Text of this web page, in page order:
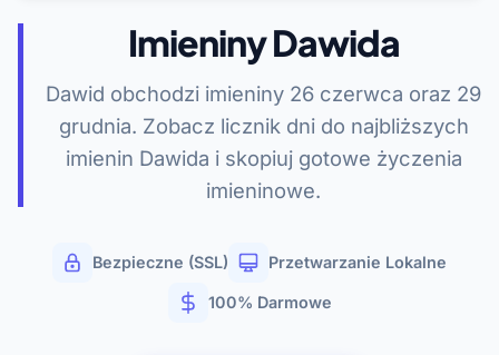
Imieniny Dawida
Dawid obchodzi imieniny 26 czerwca oraz 29
grudnia. Zobacz licznik dni do najbliższych
imienin Dawida i skopiuj gotowe życzenia
imieninowe.
Bezpieczne (SSL) Przetwarzanie Lokalne
100% Darmowe